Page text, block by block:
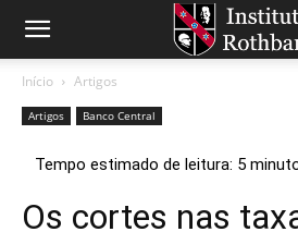
Início Artigos
Artigos Banco Central
Os cortes nas